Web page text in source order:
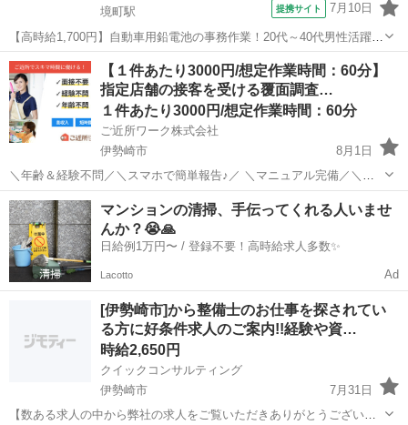
境町駅
提携サイト 7月10日
【高時給1,700円】自動車用鉛電池の事務作業！20代～40代男性活躍中
★嬉しい土日祝休み！マイカー通勤OK＆無料駐車場あり★赴任旅費会
社負担◎日払い可★社員食堂利用可！作業着無償貸与★《群馬県伊勢
崎市》 人気の工場のお仕...
群馬 伊勢崎市 境町駅 その他
【１件あたり3000円/想定作業時間：60分】
指定店舗の接客を受ける覆面調査…
１件あたり3000円/想定作業時間：60分
ご近所ワーク株式会社
伊勢崎市
8月1日
＼年齢＆経験不問／＼スマホで簡単報告♪／ ＼マニュアル完備／＼ス
キマ時間のお小遣い稼ぎにぴったり／ ※業務委託なので履歴書不要で
す。 指定店舗の接客を受ける覆面調査のお仕事のお仕事です♪ 指定店
舗へ訪問する覆面調査・報告...
群馬 伊勢崎市 1件
マンションの清掃、手伝ってくれる人いませ
んか？😭🙏
日給例1万円〜 / 登録不要！高時給求人多数✨
Lacotto Ad
[伊勢崎市]から整備士のお仕事を探されてい
る方に好条件求人のご案内!!経験や資…
時給2,650円
クイックコンサルティング
伊勢崎市
7月31日
【数ある求人の中から弊社の求人をご覧いただきありがとうございま